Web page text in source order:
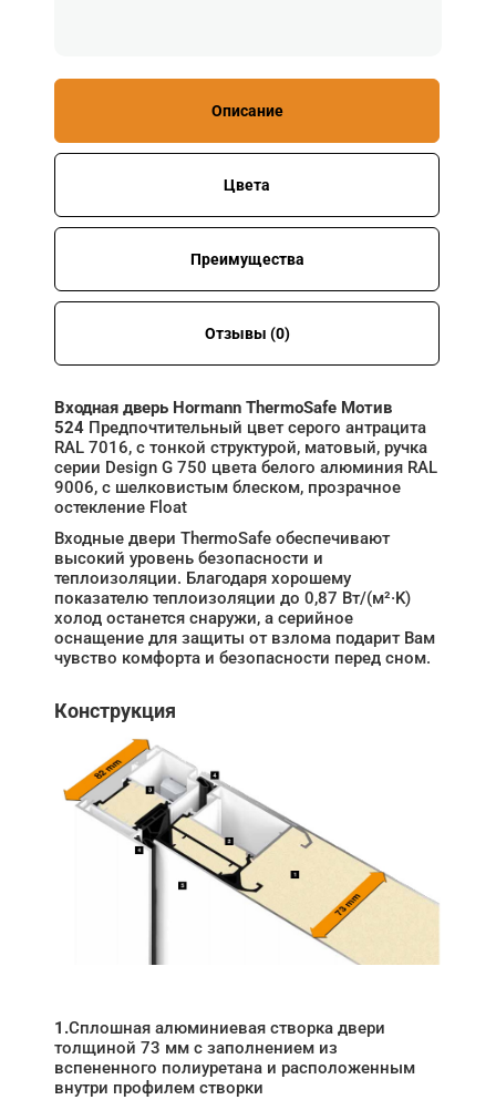
Описание
Цвета
Преимущества
Отзывы (0)
Входная дверь Hormann ThermoSafe Мотив
524 Предпочтительный цвет серого антрацита
RAL 7016, с тонкой структурой, матовый, ручка
серии Design G 750 цвета белого алюминия RAL
9006, с шелковистым блеском, прозрачное
остекление Float
Входные двери ThermoSafe обеспечивают
высокий уровень безопасности и
теплоизоляции. Благодаря хорошему
показателю теплоизоляции до 0,87 Вт/(м²·K)
холод останется снаружи, а серийное
оснащение для защиты от взлома подарит Вам
чувство комфорта и безопасности перед сном.
Конструкция
1.Сплошная алюминиевая створка двери
толщиной 73 мм с заполнением из
вспененного полиуретана и расположенным
внутри профилем створки